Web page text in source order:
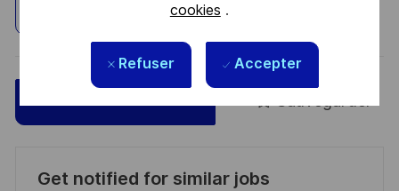
cookies .
Refuser Accepter
Sauvegarder
Get notified for similar jobs